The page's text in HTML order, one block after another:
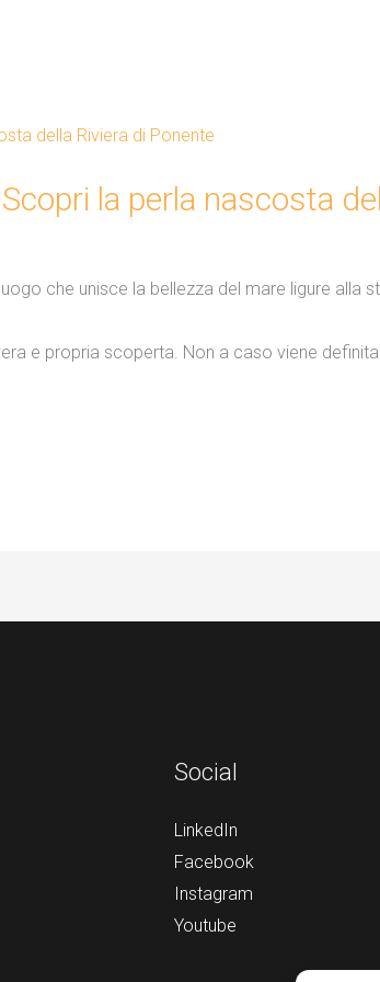
la perla nascosta
che unisce la bellezza del mare ligure alla
e propria scoperta. Non a caso viene
Social
LinkedIn
Facebook
Instagram
Youtube